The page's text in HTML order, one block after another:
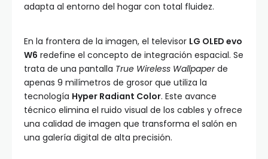
adapta al entorno del hogar con total fluidez.
En la frontera de la imagen, el televisor LG OLED evo
W6 redefine el concepto de integración espacial. Se
trata de una pantalla True Wireless Wallpaperde
apenas 9 milímetros de grosor que utiliza la
tecnología Hyper Radiant Color. Este avance
técnico elimina el ruido visual de los cables y ofrece
una calidad de imagen que transforma el salón en
una galería digital de alta precisión.